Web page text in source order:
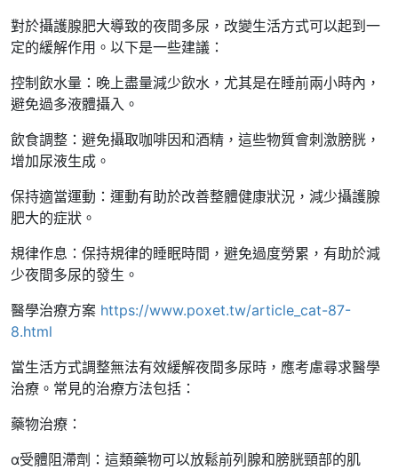
對於攝護腺肥大導致的夜間多尿，改變生活方式可以起到一
定的緩解作用。以下是一些建議：
控制飲水量：晚上盡量減少飲水，尤其是在睡前兩小時內，
避免過多液體攝入。
飲食調整：避免攝取咖啡因和酒精，這些物質會刺激膀胱，
增加尿液生成。
保持適當運動：運動有助於改善整體健康狀況，減少攝護腺
肥大的症狀。
規律作息：保持規律的睡眠時間，避免過度勞累，有助於減
少夜間多尿的發生。
醫學治療方案 https://www.poxet.tw/article_cat-87-
8.html
當生活方式調整無法有效緩解夜間多尿時，應考慮尋求醫學
治療。常見的治療方法包括：
藥物治療：
α受體阻滯劑：這類藥物可以放鬆前列腺和膀胱頸部的肌